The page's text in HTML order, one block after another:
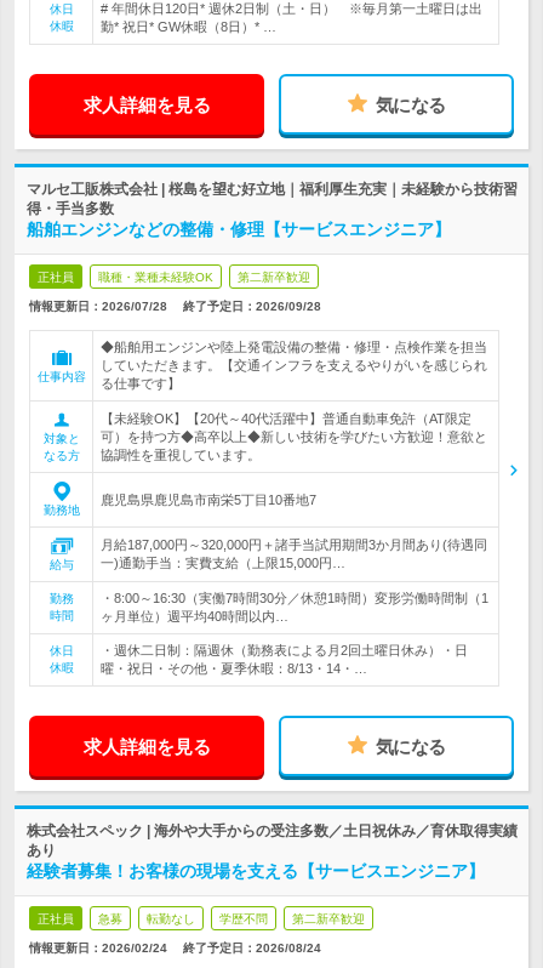
休日
休暇
# 年間休日120日* 週休2日制（土・日） ※毎月第一土曜日は出
勤* 祝日* GW休暇（8日）* …
求人詳細を見る 気になる
マルセ工販株式会社 | 桜島を望む好立地｜福利厚生充実｜未経験から技術習
得・手当多数
船舶エンジンなどの整備・修理【サービスエンジニア】
正社員 職種・業種未経験OK 第二新卒歓迎
情報更新日：2026/07/28 終了予定日： 2026/09/28
仕事内容
◆船舶用エンジンや陸上発電設備の整備・修理・点検作業を担当
していただきます。【交通インフラを支えるやりがいを感じられ
る仕事です】
対象と
なる方
【未経験OK】【20代～40代活躍中】普通自動車免許（AT限定
可）を持つ方◆高卒以上◆新しい技術を学びたい方歓迎！意欲と
協調性を重視しています。
勤務地
鹿児島県鹿児島市南栄5丁目10番地7
給与
月給187,000円～320,000円＋諸手当試用期間3か月間あり(待遇同
一)通勤手当：実費支給（上限15,000円…
勤務
時間
・8:00～16:30（実働7時間30分／休憩1時間）変形労働時間制（1
ヶ月単位）週平均40時間以内…
休日
休暇
・週休二日制：隔週休（勤務表による月2回土曜日休み）・日
曜・祝日・その他・夏季休暇：8/13・14・…
求人詳細を見る 気になる
株式会社スペック | 海外や大手からの受注多数／土日祝休み／育休取得実績
あり
経験者募集！お客様の現場を支える【サービスエンジニア】
正社員 急募 転勤なし 学歴不問 第二新卒歓迎
情報更新日：2026/02/24 終了予定日： 2026/08/24